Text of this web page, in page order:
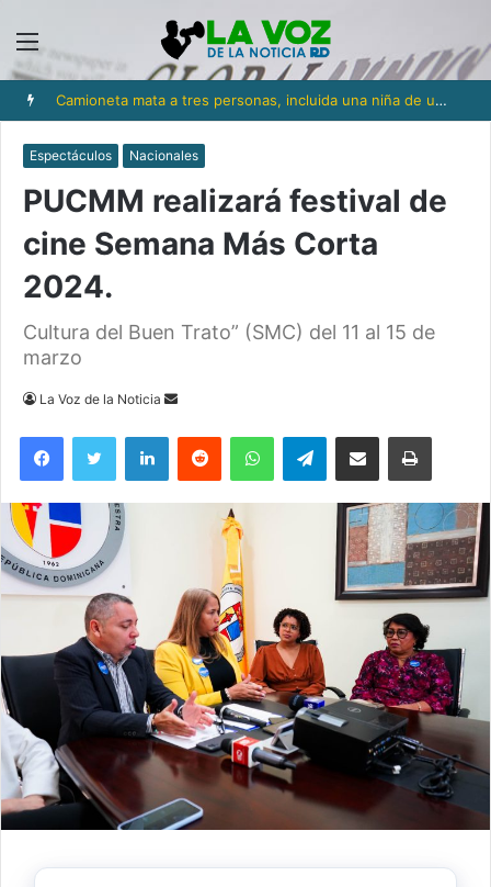
Menú
Camioneta mata a tres personas, incluida una niña de un año y medio, en Los Ríos
Espectáculos Nacionales
PUCMM realizará festival de
cine Semana Más Corta
2024.
Cultura del Buen Trato” (SMC) del 11 al 15 de
marzo
La Voz de la Noticia
Send
email
FacebookTwitter LinkedInReddit WhatsAppTelegramCompartir via Email Imprimi